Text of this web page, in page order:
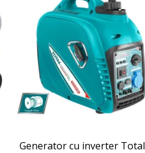
Generator cu inverter Total